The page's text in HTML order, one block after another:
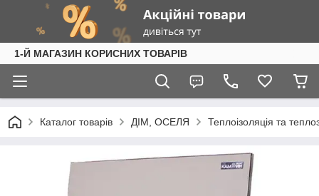
1-Й МАГАЗИН КОРИСНИХ ТОВАРІВ
Каталог товарів ДІМ, ОСЕЛЯ Теплоізоляція та